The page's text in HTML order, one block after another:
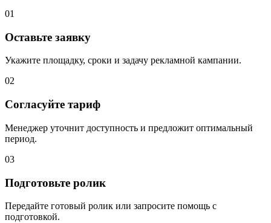
01
Оставьте заявку
Укажите площадку, сроки и задачу рекламной кампании.
02
Согласуйте тариф
Менеджер уточнит доступность и предложит оптимальный
период.
03
Подготовьте ролик
Передайте готовый ролик или запросите помощь с
подготовкой.